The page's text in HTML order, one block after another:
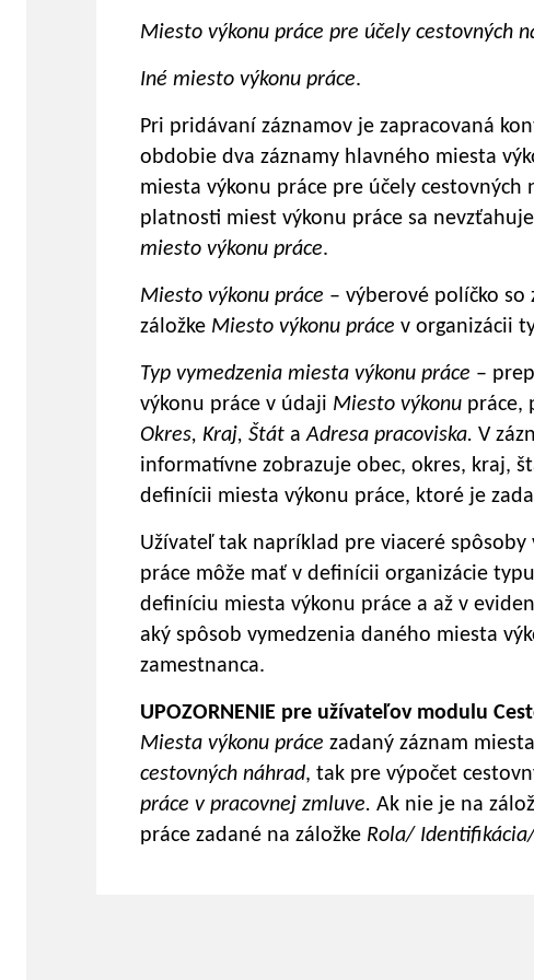
Miesto výkonu práce pre účely cestovných
Iné miesto výkonu práce.
Pri pridávaní záznamov je zapracovaná
obdobie dva záznamy hlavného miesta
miesta výkonu práce pre účely
platnosti miest výkonu práce sa
miesto výkonu práce.
Miesto výkonu práce – výberové políčko so
záložke Miesto výkonu práce v organizácii
Typ vymedzenia miesta výkonu práce –
výkonu práce v údaji Miesto výkonu práce,
Okres, Kraj, Štát a Adresa pracoviska. V
informatívne zobrazuje obec, okres, kraj,
definícii miesta výkonu práce, ktoré je
Užívateľ tak napríklad pre viaceré
práce môže mať v definícii organizácie typu
definíciu miesta výkonu práce a až v
aký spôsob vymedzenia daného miesta
zamestnanca.
UPOZORNENIE pre užívateľov modulu
Miesta výkonu práce zadaný záznam
cestovných náhrad, tak pre výpočet
práce v pracovnej zmluve. Ak nie je na
práce zadané na záložke Rola/